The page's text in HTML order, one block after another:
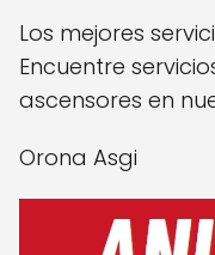
Los mejores
Encuentre
ascensores en
Orona Asgi